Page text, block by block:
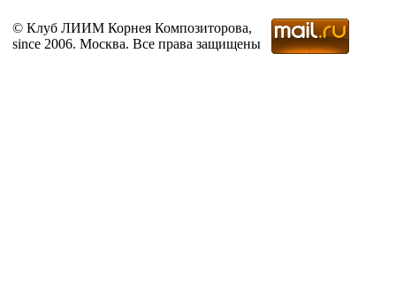
© Клуб ЛИИМ Корнея Композиторова,
since 2006. Москва. Все права защищены